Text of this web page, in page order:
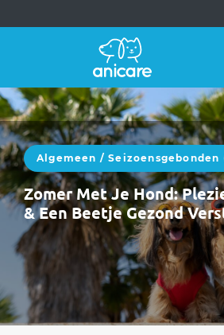
Algemeen /Seizoensgebonden
Zomer Met Je Hond:
& Een Beetje Gezond
Zomer met een hond is
dagen, avonturen, vakanties,
picknicks en dutjes in de
we eerlijk…